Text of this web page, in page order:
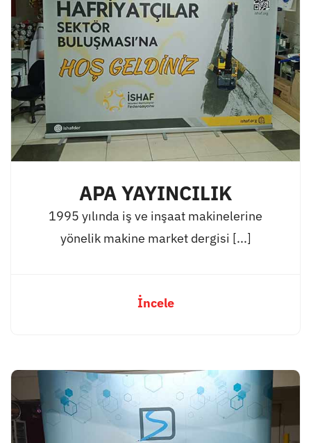
APA YAYINCILIK
1995 yılında iş ve inşaat makinelerine
yönelik makine market dergisi [...]
İncele